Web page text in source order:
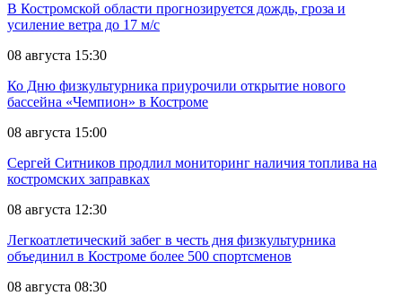
В Костромской области прогнозируется дождь, гроза и
усиление ветра до 17 м/с
08 августа 15:30
Ко Дню физкультурника приурочили открытие нового
бассейна «Чемпион» в Костроме
08 августа 15:00
Сергей Ситников продлил мониторинг наличия топлива на
костромских заправках
08 августа 12:30
Легкоатлетический забег в честь дня физкультурника
объединил в Костроме более 500 спортсменов
08 августа 08:30